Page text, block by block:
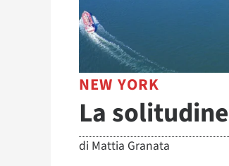
NEW YORK
La
di Mattia Granata